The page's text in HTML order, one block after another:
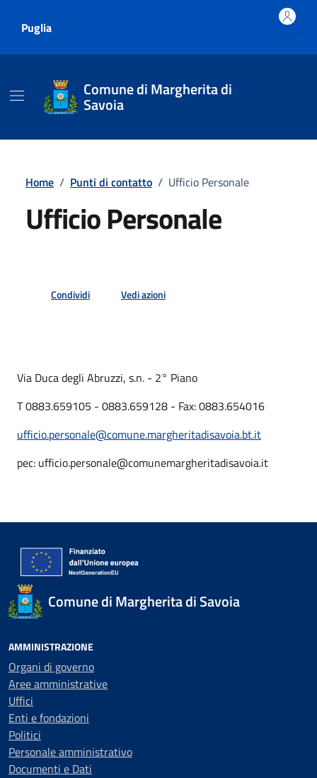
Puglia
Comune di Margherita di
Savoia
Home / Punti di contatto / Ufficio Personale
Ufficio Personale
Condividi Vedi azioni
Via Duca degli Abruzzi, s.n. - 2° Piano
T 0883.659105 - 0883.659128 - Fax: 0883.654016
ufficio.personale@comune.margheritadisavoia.bt.it
pec: ufficio.personale@comunemargheritadisavoia.it
Comune di Margherita di Savoia
AMMINISTRAZIONE
Organi di governo
Aree amministrative
Uffici
Enti e fondazioni
Politici
Personale amministrativo
Documenti e Dati